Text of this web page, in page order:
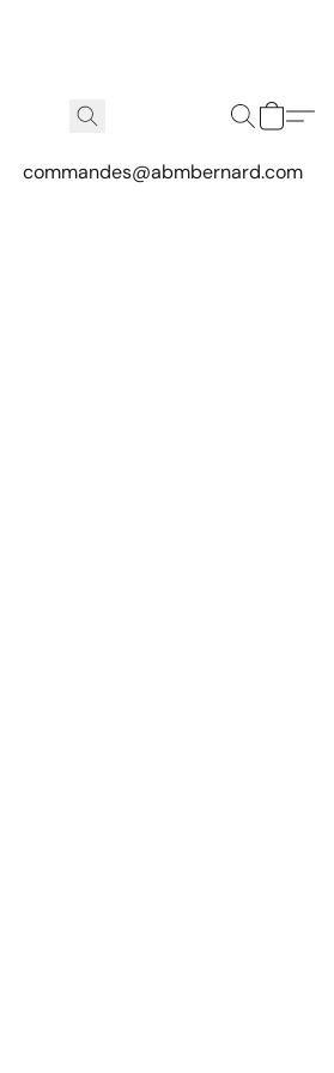
commandes@abmbernard.com